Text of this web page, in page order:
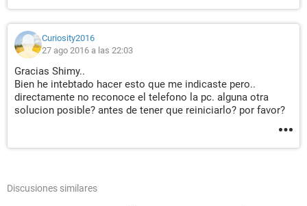
Curiosity2016
27 ago 2016 a las 22:03
Gracias Shimy..
Bien he intebtado hacer esto que me indicaste pero..
directamente no reconoce el telefono la pc. alguna otra
solucion posible? antes de tener que reiniciarlo? por favor?
Discusiones similares